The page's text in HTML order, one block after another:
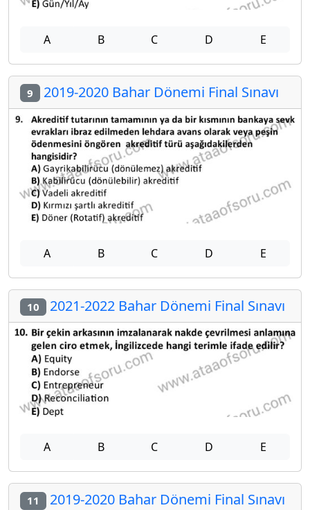
A B C D E
9 2019-2020 Bahar Dönemi Final Sınavı
A B C D E
10 2021-2022 Bahar Dönemi Final Sınavı
A B C D E
11 2019-2020 Bahar Dönemi Final Sınavı